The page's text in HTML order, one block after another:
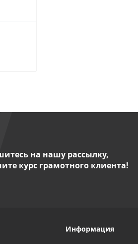
на нашу рассылку,
курс грамотного клиента!
Информация